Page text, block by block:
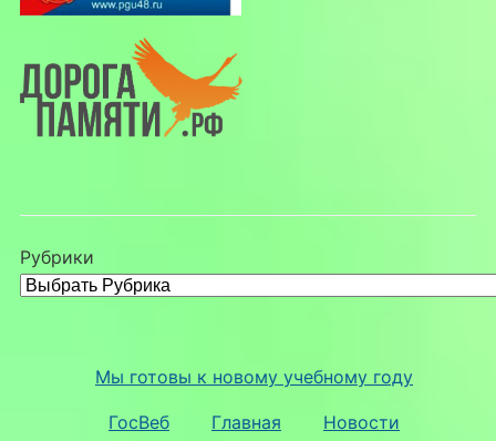
Рубрики
Мы готовы к новому учебному году
ГосВеб Главная Новости